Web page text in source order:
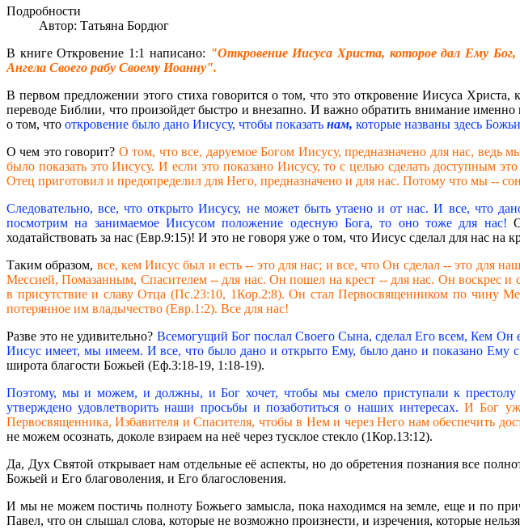
Подробности
Автор: Татьяна Бордюг
В книге Откровение 1:1 написано: "Откровение Иисуса Христа, которое дал Ему
Ангела Своего рабу Своему Иоанну".
В первом предложении этого стиха говорится о том, что это откровение Иисуса
переводе Библии, что произойдет быстро и внезапно. И важно обратить внимание именно
о том, что откровение было дано Иисусу, чтобы показать нам, которые названы здесь
О чем это говорит? О том, что все, даруемое Богом Иисусу, предназначено для нас,
было показать это Иисусу. И если это показано Иисусу, то с целью сделать доступным
Отец приготовил и предопределил для Него, предназначено и для нас. Потому что мы --
Следовательно, все, что открыто Иисусу, не может быть утаено и от нас. И все, что
посмотрим на занимаемое Иисусом положение одесную Бога, то оно тоже для нас!
ходатайствовать за нас (Евр.9:15)! И это не говоря уже о том, что Иисус сделал для нас
Таким образом, все, кем Иисус был и есть -- это для нас; и все, что Он сделал -- это для
Мессией, Помазанным, Спасителем -- для нас. Он пошел на крест -- для нас. Он воскрес
в присутствие и славу Отца (Пс.23:10, 1Кор.2:8). Он стал Первосвященником по чину
потерянное им владычество (Евр.1:2). Все для нас!
Разве это не удивительно? Всемогущий Бог послал Своего Сына, сделал Его всем, Кем Он
Иисус имеет, мы имеем. И все, что было дано и открыто Ему, было дано и показано Ему с
широта благости Божьей (Еф.3:18-19, 1:18-19).
Поэтому, мы и можем, и должны, и Бог хочет, чтобы мы смело приступали к
утверждено удовлетворить наши просьбы и позаботиться о наших интересах. И Бог
Первосвященника, Избавителя и Спасителя, чтобы в Нем и через Него нам обеспечить
не можем осознать, доколе взираем на неё через тусклое стекло (1Кор.13:12).
Да, Дух Святой открывает нам отдельные её аспекты, но до обретения познания все
Божьей и Его благоволения, и Его благословения.
И мы не можем постичь полноту Божьего замысла, пока находимся на земле, еще и по
Павел, что он слышал слова, которые не возможно произнести, и изречения, которые